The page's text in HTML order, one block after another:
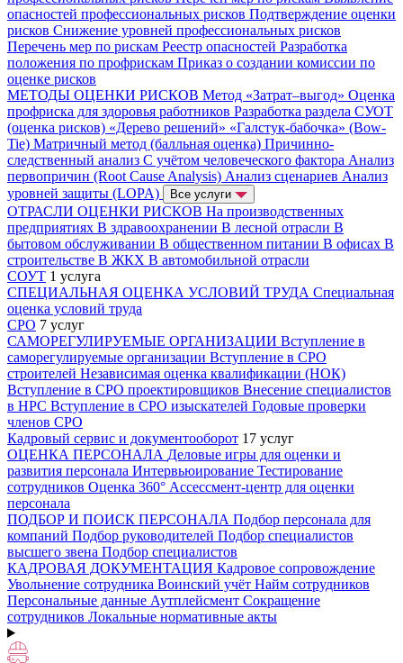
опасностей профессиональных рисков Подтверждение оценки
рисков Снижение уровней профессиональных рисков
Перечень мер по рискам Реестр опасностей Разработка
положения по профрискам Приказ о создании комиссии по
оценке рисков
МЕТОДЫ ОЦЕНКИ РИСКОВ Метод «Затрат–выгод» Оценка
профриска для здоровья работников Разработка раздела СУОТ
(оценка рисков) «Дерево решений» «Галстук-бабочка» (Bow-
Tie) Матричный метод (балльная оценка) Причинно-
следственный анализ С учётом человеческого фактора Анализ
первопричин (Root Cause Analysis) Анализ сценариев Анализ
уровней защиты (LOPA)
Все услуги
ОТРАСЛИ ОЦЕНКИ РИСКОВ На производственных
предприятиях В здравоохранении В лесной отрасли В
бытовом обслуживании В общественном питании В офисах В
строительстве В ЖКХ В автомобильной отрасли
СОУТ 1 услуга
СПЕЦИАЛЬНАЯ ОЦЕНКА УСЛОВИЙ ТРУДА Специальная
оценка условий труда
СРО 7 услуг
САМОРЕГУЛИРУЕМЫЕ ОРГАНИЗАЦИИ Вступление в
саморегулируемые организации Вступление в СРО
строителей Независимая оценка квалификации (НОК)
Вступление в СРО проектировщиков Внесение специалистов
в НРС Вступление в СРО изыскателей Годовые проверки
членов СРО
Кадровый сервис и документооборот 17 услуг
ОЦЕНКА ПЕРСОНАЛА Деловые игры для оценки и
развития персонала Интервьюирование Тестирование
сотрудников Оценка 360° Ассессмент-центр для оценки
персонала
ПОДБОР И ПОИСК ПЕРСОНАЛА Подбор персонала для
компаний Подбор руководителей Подбор специалистов
высшего звена Подбор специалистов
КАДРОВАЯ ДОКУМЕНТАЦИЯ Кадровое сопровождение
Увольнение сотрудника Воинский учёт Найм сотрудников
Персональные данные Аутплейсмент Сокращение
сотрудников Локальные нормативные акты